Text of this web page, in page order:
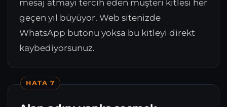
mesaj atmayı tercih eden müşteri kitlesi her
geçen yıl büyüyor. Web sitenizde
WhatsApp butonu yoksa bu kitleyi direkt
kaybediyorsunuz.
HATA 7